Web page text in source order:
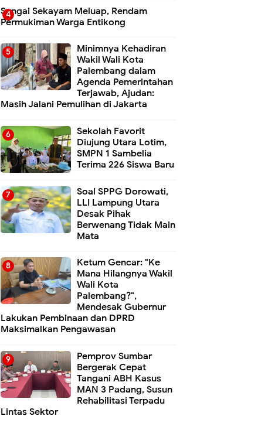
Sungai Sekayam Meluap, Rendam
Permukiman Warga Entikong
Minimnya Kehadiran
Wakil Wali Kota
Palembang dalam
Agenda Pemerintahan
Terjawab, Ajudan:
Masih Jalani Pemulihan di Jakarta
Sekolah Favorit
Diujung Utara Lotim,
SMPN 1 Sambelia
Terima 226 Siswa Baru ‎
Soal SPPG Dorowati,
LLI Lampung Utara
Desak Pihak
Berwenang Tidak Main
Mata
Ketum Gencar: "Ke
Mana Hilangnya Wakil
Wali Kota
Palembang?",
Mendesak Gubernur
Lakukan Pembinaan dan DPRD
Maksimalkan Pengawasan
Pemprov Sumbar
Bergerak Cepat
Tangani ABH Kasus
MAN 3 Padang, Susun
Rehabilitasi Terpadu
Lintas Sektor